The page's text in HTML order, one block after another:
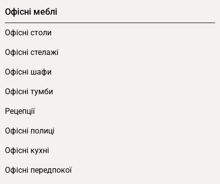
Офісні меблі
Офісні столи
Офісні стелажі
Офісні шафи
Офісні тумби
Рецепції
Офісні полиці
Офісні кухні
Офісні передпокої